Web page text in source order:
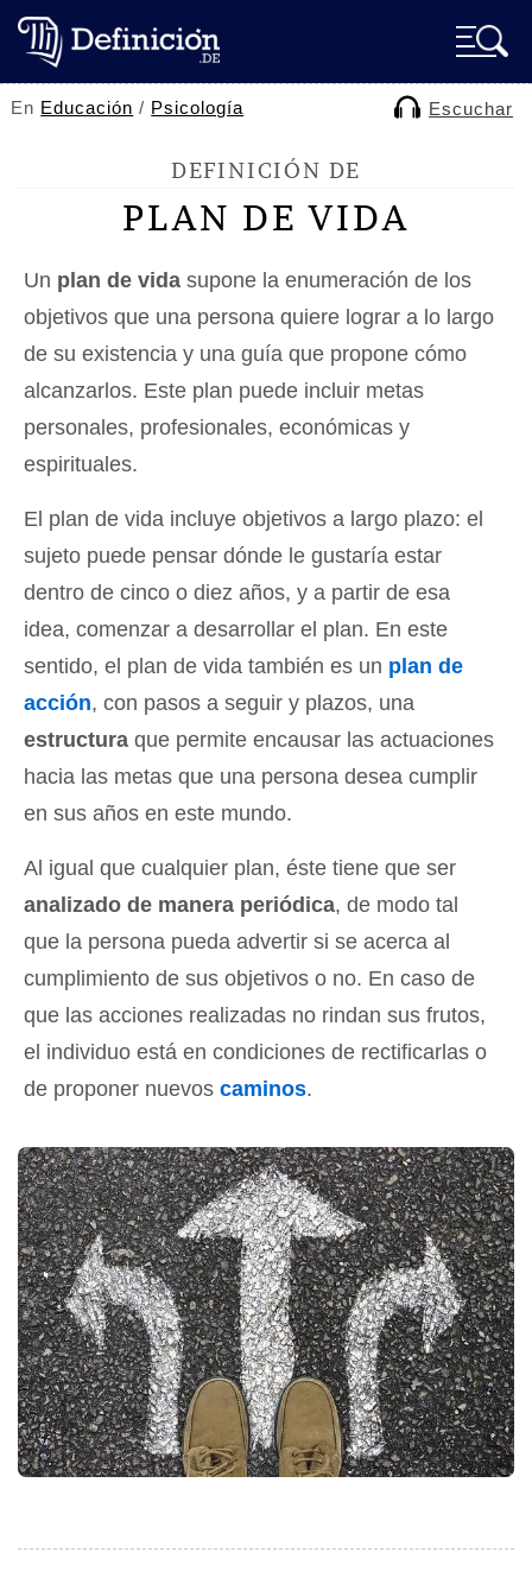
En Educación / Psicología Escuchar
DEFINICIÓN DE
PLAN DE VIDA
Un plan de vida supone la enumeración de los
objetivos que una persona quiere lograr a lo largo
de su existencia y una guía que propone cómo
alcanzarlos. Este plan puede incluir metas
personales, profesionales, económicas y
espirituales.
El plan de vida incluye objetivos a largo plazo: el
sujeto puede pensar dónde le gustaría estar
dentro de cinco o diez años, y a partir de esa
idea, comenzar a desarrollar el plan. En este
sentido, el plan de vida también es un plan de
acción, con pasos a seguir y plazos, una
estructura que permite encausar las actuaciones
hacia las metas que una persona desea cumplir
en sus años en este mundo.
Al igual que cualquier plan, éste tiene que ser
analizado de manera periódica, de modo tal
que la persona pueda advertir si se acerca al
cumplimiento de sus objetivos o no. En caso de
que las acciones realizadas no rindan sus frutos,
el individuo está en condiciones de rectificarlas o
de proponer nuevos caminos.